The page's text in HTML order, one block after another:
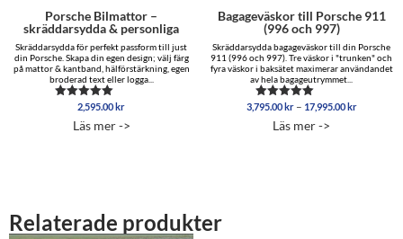
Porsche Bilmattor –
skräddarsydda & personliga
Skräddarsydda för perfekt passform till just
din Porsche. Skapa din egen design; välj färg
på mattor & kantband, hälförstärkning, egen
broderad text eller logga...
Betygsatt
av 5
2,595.00kr
Läs mer ->
Bagageväskor till Porsche 911
(996 och 997)
Skräddarsydda bagageväskor till din Porsche
911 (996 och 997). Tre väskor i "trunken" och
fyra väskor i baksätet maximerar användandet
av hela bagageutrymmet...
Betygsatt
av 5
3,795.00kr – 17,995.00kr
Läs mer ->
Relaterade produkter